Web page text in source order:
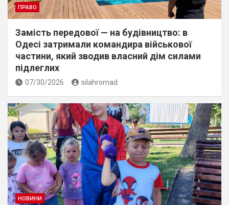
ПРАВО
Замість передової — на будівництво: в
Одесі затримали командира військової
частини, який зводив власний дім силами
підлеглих
07/30/2026 silahromad
НОВИНИ